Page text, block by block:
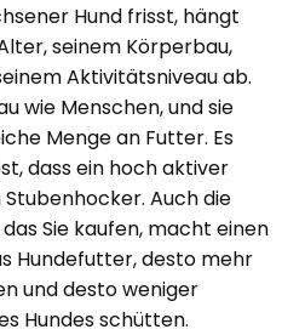
Hund frisst, hängt
seinem Körperbau,
Aktivitätsniveau ab.
wie Menschen, und sie
Menge an Futter. Es
dass ein hoch aktiver
Auch die
Sie kaufen, macht einen
Hundefutter, desto mehr
und desto weniger
Hundes schütten.